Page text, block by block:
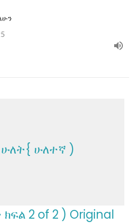
ሁለት{ ሁለተኛ )
2 of 2 ) Original